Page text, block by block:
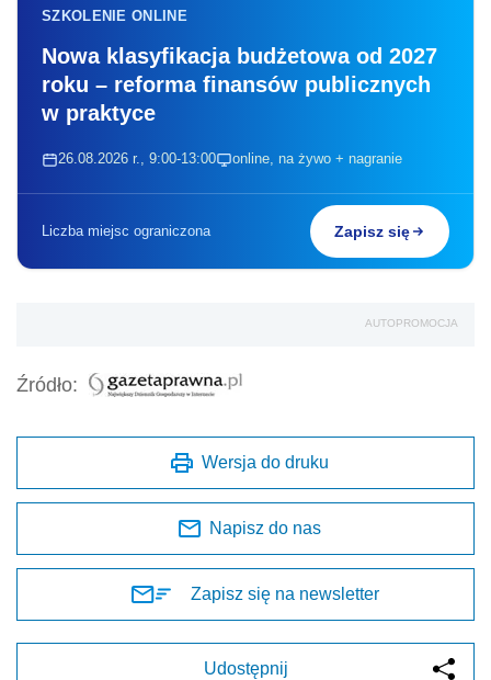
SZKOLENIE ONLINE
Nowa klasyfikacja budżetowa od 2027
roku – reforma finansów publicznych
w praktyce
26.08.2026 r., 9:00-13:00 online, na żywo + nagranie
Liczba miejsc ograniczona Zapisz się
AUTOPROMOCJA
Źródło:
Wersja do druku
Napisz do nas
Zapisz się na newsletter
Udostępnij